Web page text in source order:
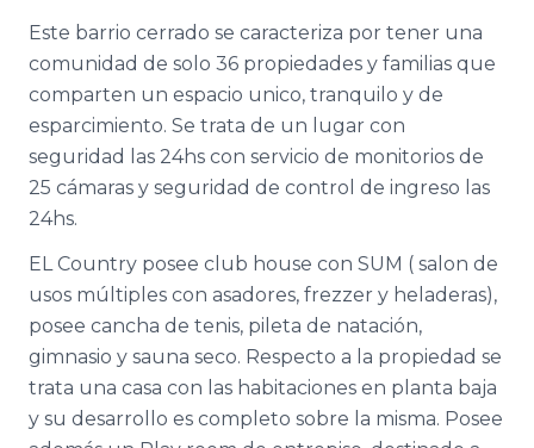
Este barrio cerrado se caracteriza por tener una
comunidad de solo 36 propiedades y familias que
comparten un espacio unico, tranquilo y de
esparcimiento. Se trata de un lugar con
seguridad las 24hs con servicio de monitorios de
25 cámaras y seguridad de control de ingreso las
24hs.
EL Country posee club house con SUM ( salon de
usos múltiples con asadores, frezzer y heladeras),
posee cancha de tenis, pileta de natación,
gimnasio y sauna seco. Respecto a la propiedad se
trata una casa con las habitaciones en planta baja
y su desarrollo es completo sobre la misma. Posee